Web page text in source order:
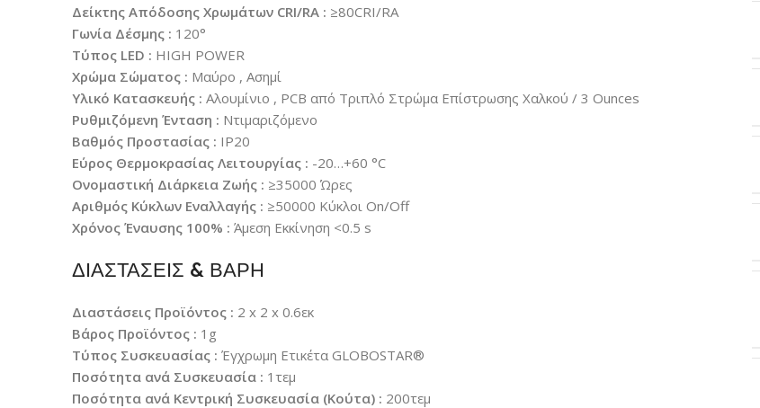
Δείκτης Απόδοσης Χρωμάτων CRI/RA : ≥80CRI/RA
Γωνία Δέσμης : 120°
Τύπος LED : HIGH POWER
Χρώμα Σώματος : Μαύρο , Ασημί
Υλικό Κατασκευής : Αλουμίνιο , PCB από Τριπλό Στρώμα Επίστρωσης Χαλκού / 3 Ounces
Ρυθμιζόμενη Ένταση : Ντιμαριζόμενο
Βαθμός Προστασίας : IP20
Εύρος Θερμοκρασίας Λειτουργίας : -20…+60 °C
Ονομαστική Διάρκεια Ζωής : ≥35000 Ώρες
Αριθμός Κύκλων Εναλλαγής : ≥50000 Κύκλοι On/Off
Χρόνος Έναυσης 100% : Άμεση Εκκίνηση <0.5 s
ΔΙΑΣΤΑΣΕΙΣ & ΒΑΡΗ
Διαστάσεις Προϊόντος : 2 x 2 x 0.6εκ
Βάρος Προϊόντος : 1g
Τύπος Συσκευασίας : Έγχρωμη Ετικέτα GLOBOSTAR®
Ποσότητα ανά Συσκευασία : 1τεμ
Ποσότητα ανά Κεντρική Συσκευασία (Κούτα) : 200τεμ